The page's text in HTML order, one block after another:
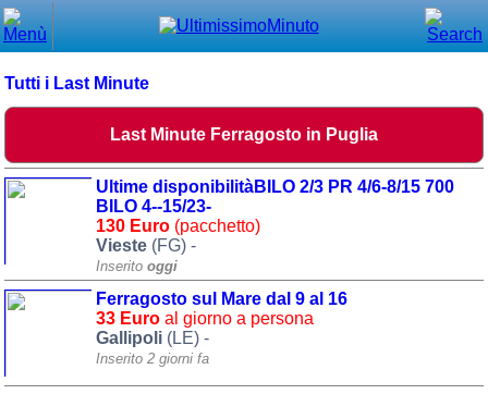
Tutti i Last Minute
Last Minute Ferragosto in Puglia
Ultime disponibilitàBILO 2/3 PR 4/6-8/15 700
BILO 4--15/23-
130 Euro (pacchetto)
Vieste (FG) -
Inserito oggi
Ferragosto sul Mare dal 9 al 16
33 Euro al giorno a persona
Gallipoli (LE) -
Inserito 2 giorni fa
Menù principale
⌂ Home
🕐 First Minute
Trova vicino a te
➕ Inserisci annuncio